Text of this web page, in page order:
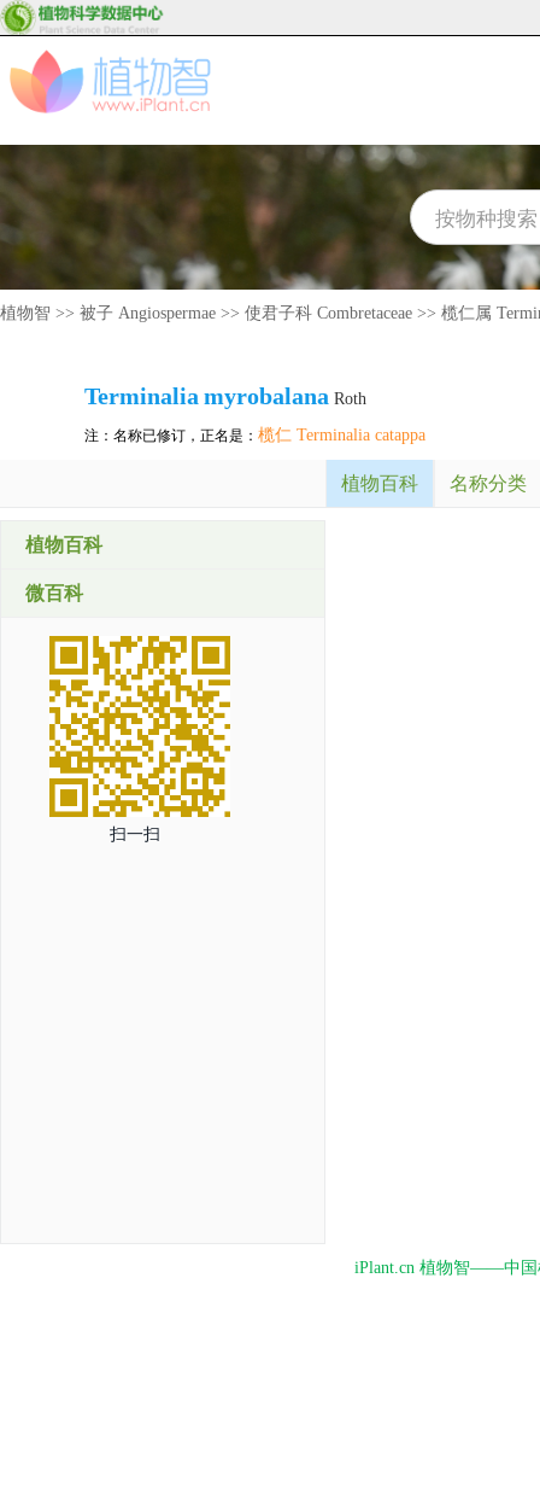
植物智 >> 被子 Angiospermae >> 使君子科 Combretaceae >> 榄仁属
Terminalia myrobalana Roth
注：名称已修订，正名是： 榄仁 Terminalia catappa
植物百科 名称分类
植物百科
微百科
扫一扫
iPlant.cn 植物智——中国